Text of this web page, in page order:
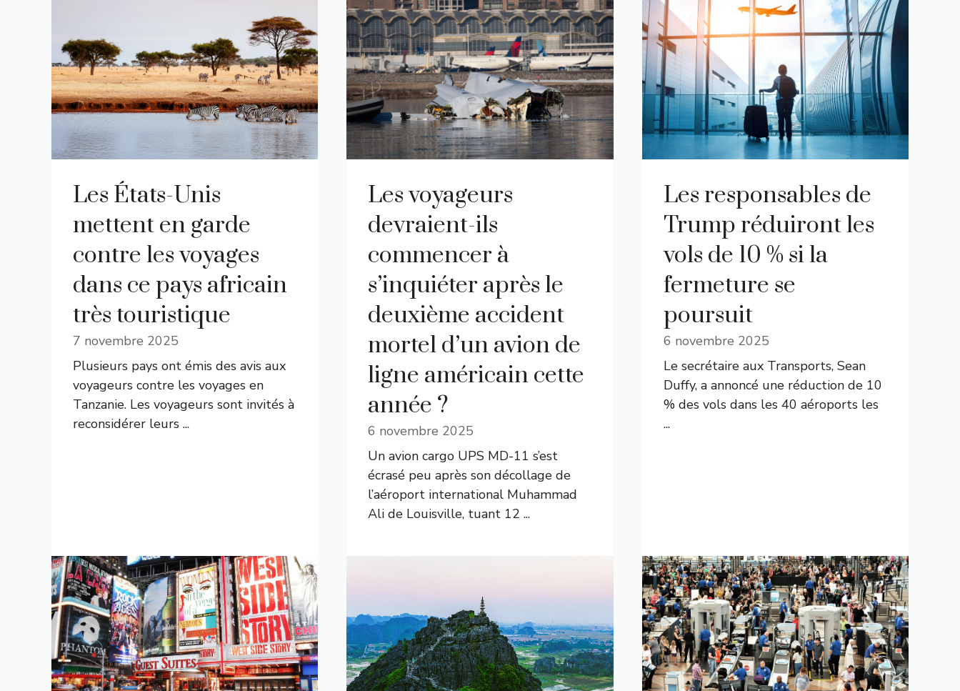
Les États-Unis
mettent en garde
contre les voyages
dans ce pays africain
très touristique
7 novembre 2025
Plusieurs pays ont émis des avis aux
voyageurs contre les voyages en
Tanzanie. Les voyageurs sont invités à
reconsidérer leurs ...
Les voyageurs
devraient-ils
commencer à
s’inquiéter après le
deuxième accident
mortel d’un avion de
ligne américain cette
année ?
6 novembre 2025
Un avion cargo UPS MD-11 s’est
écrasé peu après son décollage de
l’aéroport international Muhammad
Ali de Louisville, tuant 12 ...
Les responsables de
Trump réduiront les
vols de 10 % si la
fermeture se
poursuit
6 novembre 2025
Le secrétaire aux Transports, Sean
Duffy, a annoncé une réduction de 10
% des vols dans les 40 aéroports les
...